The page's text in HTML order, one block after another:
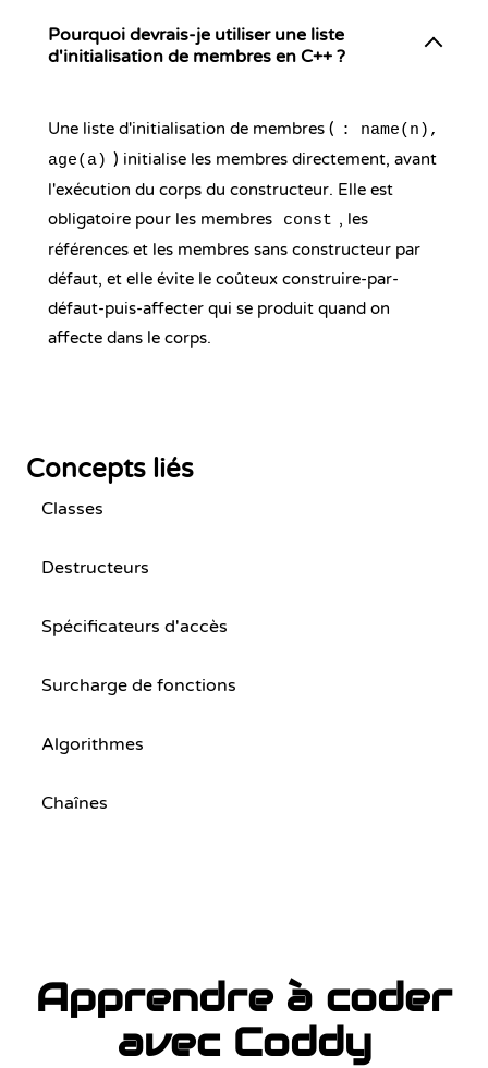
Pourquoi devrais-je utiliser une liste
d'initialisation de membres en C++ ?
Une liste d'initialisation de membres ( : name(n),
age(a) ) initialise les membres directement, avant
l'exécution du corps du constructeur. Elle est
obligatoire pour les membres
const , les
références et les membres sans constructeur par
défaut, et elle évite le coûteux construire-par-
défaut-puis-affecter qui se produit quand on
affecte dans le corps.
Concepts liés
Classes
Destructeurs
Spécificateurs d'accès
Surcharge de fonctions
Algorithmes
Chaînes
Apprendre à coder
avec Coddy